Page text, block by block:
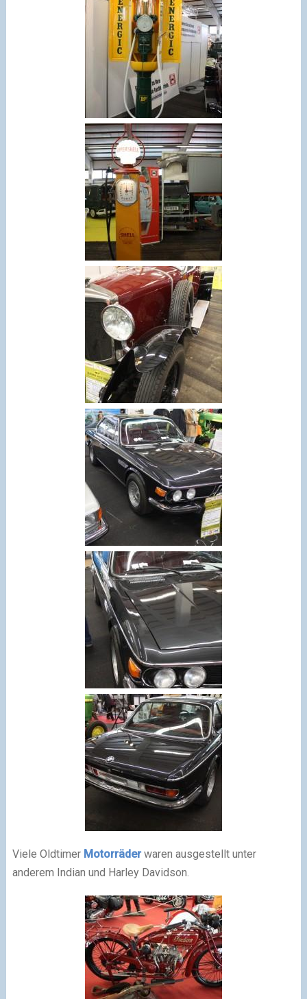
Viele Oldtimer Motorräderwaren ausgestellt unter
anderem Indian und Harley Davidson.